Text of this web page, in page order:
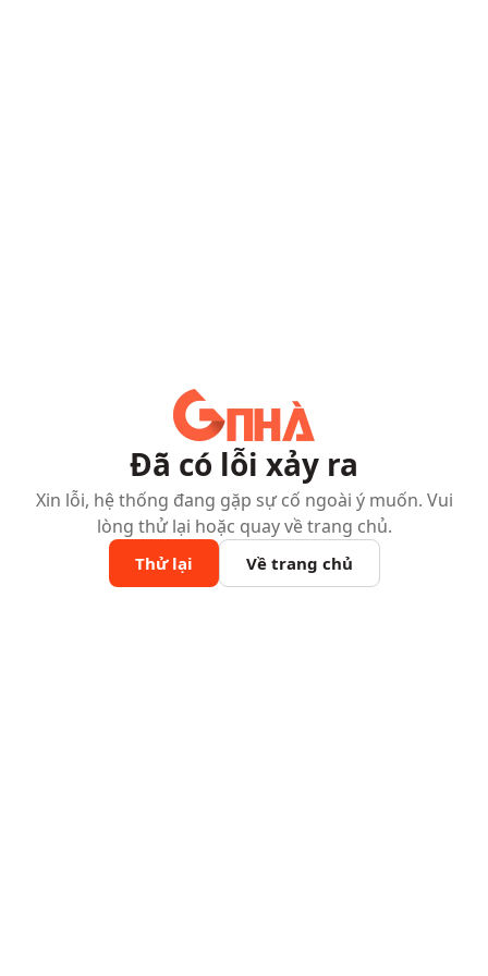
Đã có lỗi xảy ra
Xin lỗi, hệ thống đang gặp sự cố ngoài ý muốn. Vui
lòng thử lại hoặc quay về trang chủ.
Thử lại Về trang chủ